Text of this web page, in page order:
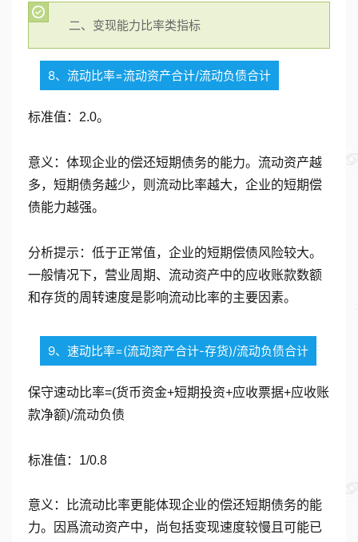
二、变现能力比率类指标
8、流动比率=流动资产合计/流动负债合计
标准值：2.0。
意义：体现企业的偿还短期债务的能力。流动资产越
多，短期债务越少，则流动比率越大，企业的短期偿
债能力越强。
分析提示：低于正常值，企业的短期偿债风险较大。
一般情况下，营业周期、流动资产中的应收账款数额
和存货的周转速度是影响流动比率的主要因素。
9、速动比率=(流动资产合计-存货)/流动负债合计
保守速动比率=(货币资金+短期投资+应收票据+应收账
款净额)/流动负债
标准值：1/0.8
意义：比流动比率更能体现企业的偿还短期债务的能
力。因爲流动资产中，尚包括变现速度较慢且可能已